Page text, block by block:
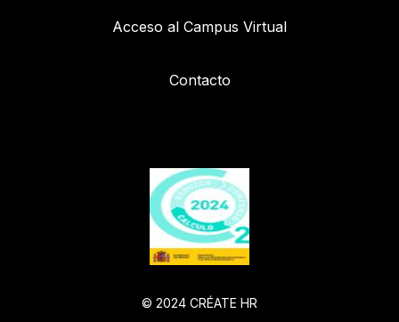
Acceso al Campus Virtual
Contacto
© 2024 CRÉATE HR